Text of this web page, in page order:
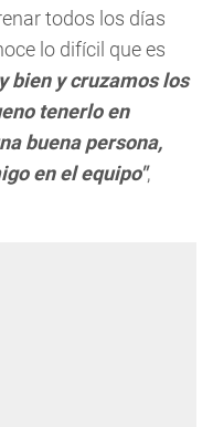
todos los días
lo difícil que es
bien y cruzamos los
tenerlo en
buena persona,
en el equipo",